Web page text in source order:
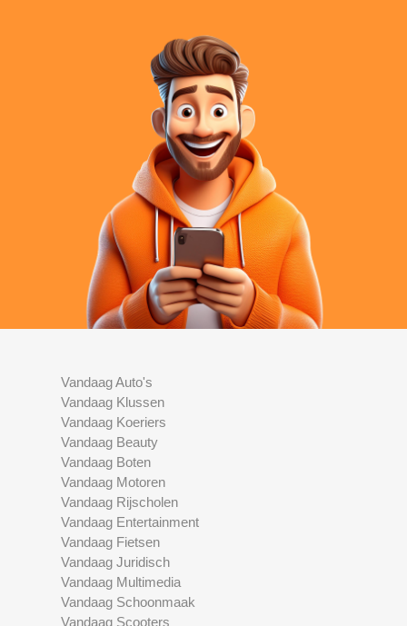
Vandaag Auto's
Vandaag Klussen
Vandaag Koeriers
Vandaag Beauty
Vandaag Boten
Vandaag Motoren
Vandaag Rijscholen
Vandaag Entertainment
Vandaag Fietsen
Vandaag Juridisch
Vandaag Multimedia
Vandaag Schoonmaak
Vandaag Scooters